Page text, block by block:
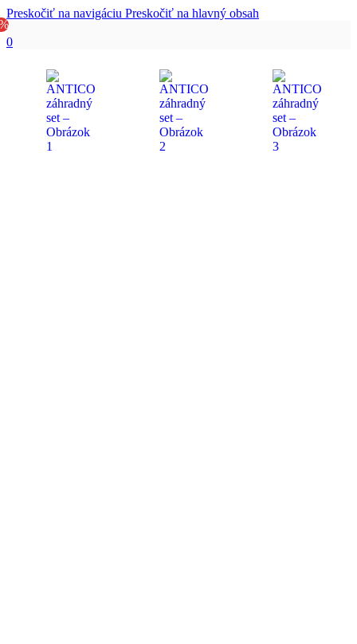
Preskočiť na navigáciu Preskočiť na hlavný obsah
0